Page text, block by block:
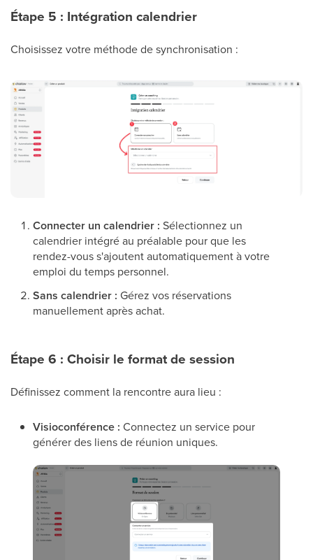
Étape 5 : Intégration calendrier
Choisissez votre méthode de synchronisation :
Connecter un calendrier : Sélectionnez un
calendrier intégré au préalable pour que les
rendez-vous s'ajoutent automatiquement à votre
emploi du temps personnel.
Sans calendrier : Gérez vos réservations
manuellement après achat.
Étape 6 : Choisir le format de session
Définissez comment la rencontre aura lieu :
Visioconférence : Connectez un service pour
générer des liens de réunion uniques.